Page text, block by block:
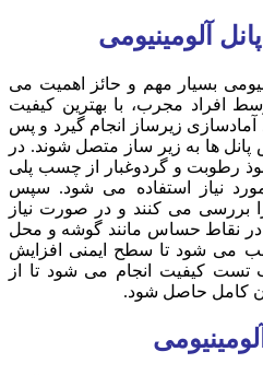
آلومینیومی
بسیار مهم و حائز اهمیت می
افراد مجرب، با بهترین کیفیت
آمادسازی زیرساز انجام گیرد و پس
ها به زیر ساز متصل شوند. در
رطوبت و گردوغبار از چسب پلی
نیاز استفاده می شود. سپس
بررسی می کنند و در صورت نیاز
در نقاط حساس مانند گوشه و محل
می شود تا سطح ایمنی افزایش
تست کیفیت انجام می شود تا از
کامل حاصل شود.